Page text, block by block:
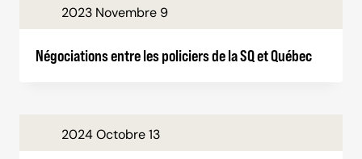
2023 Novembre 9
Négociations entre les policiers de la SQ et Québec
2024 Octobre 13